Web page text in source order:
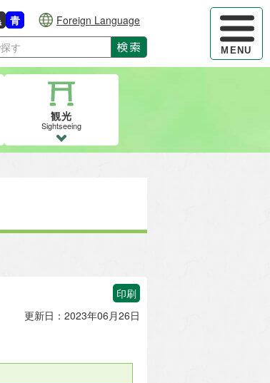
ハンバー
MENU
更：白
色の変更：黒
青
背景色の変更：青
Foreign Language
検索
観光
Sightseeing
印刷
更新日：2023年06月26日